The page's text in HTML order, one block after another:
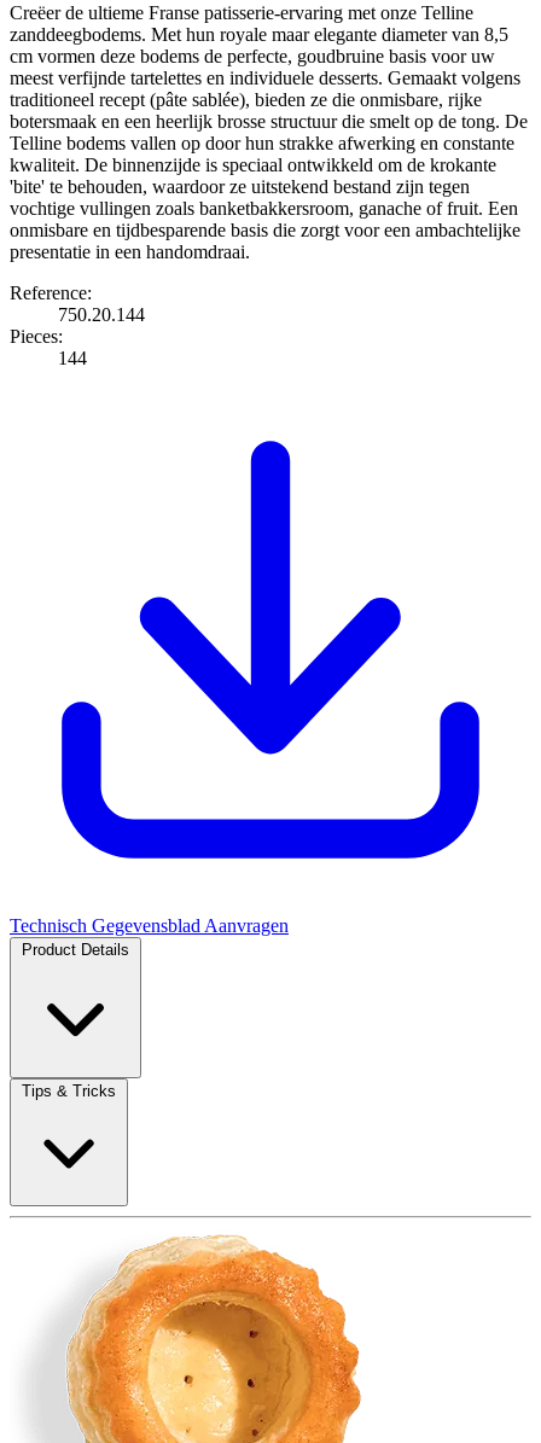
Creëer de ultieme Franse patisserie-ervaring met onze Telline
zanddeegbodems. Met hun royale maar elegante diameter van 8,5
cm vormen deze bodems de perfecte, goudbruine basis voor uw
meest verfijnde tartelettes en individuele desserts. Gemaakt volgens
traditioneel recept (pâte sablée), bieden ze die onmisbare, rijke
botersmaak en een heerlijk brosse structuur die smelt op de tong. De
Telline bodems vallen op door hun strakke afwerking en constante
kwaliteit. De binnenzijde is speciaal ontwikkeld om de krokante
'bite' te behouden, waardoor ze uitstekend bestand zijn tegen
vochtige vullingen zoals banketbakkersroom, ganache of fruit. Een
onmisbare en tijdbesparende basis die zorgt voor een ambachtelijke
presentatie in een handomdraai.
Reference:
750.20.144
Pieces:
144
Technisch Gegevensblad Aanvragen
Product Details
Tips & Tricks